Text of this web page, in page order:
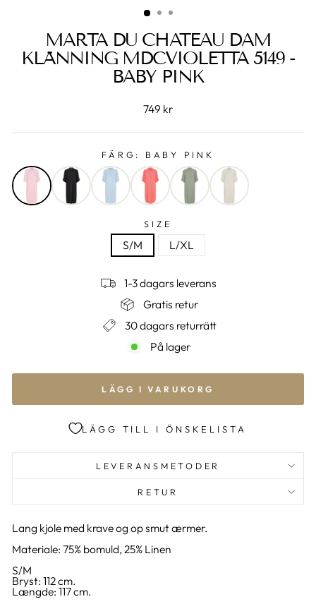
MARTA DU CHATEAU DAM
KLÄNNING MDCVIOLETTA 5149 -
BABY PINK
749 kr
FÄRG: BABY PINK
SIZE
S/M L/XL
1-3 dagars leverans
Gratis retur
30 dagars returrätt
På lager
LÄGG I VARUKORG
LÄGG TILL I ÖNSKELISTA
LEVERANSMETODER
RETUR
Lang kjole med krave og op smut ærmer.
Materiale: 75% bomuld, 25% Linen
S/M
Bryst: 112 cm.
Længde: 117 cm.